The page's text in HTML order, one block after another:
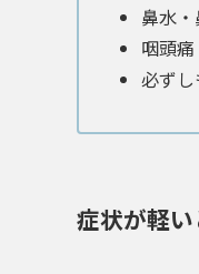
鼻水
咽頭痛
必ず
症状が軽